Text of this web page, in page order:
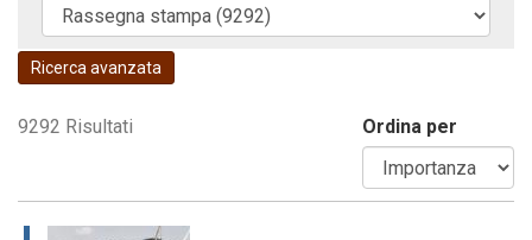
Normativa regionale
Codice della strada
Ricerca avanzata
9292 Risultati Ordina per